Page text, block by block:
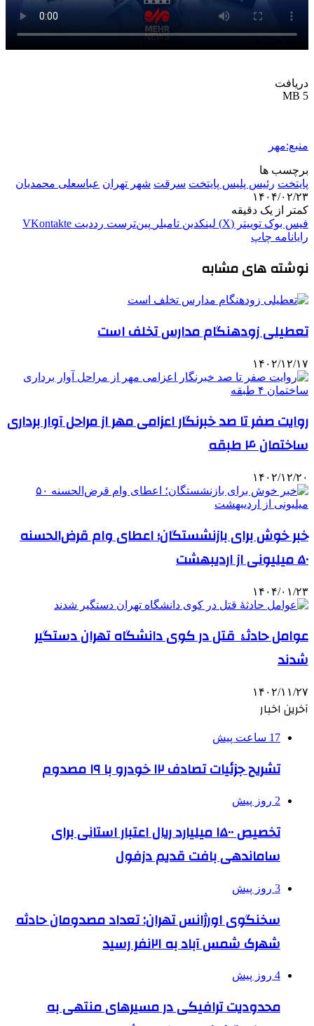
دریافت
5 MB
منبع:مهر
برچسب ها
پایتخت رئیس پلیس پایتخت سرقت شهر تهران عباسعلی محمدیان
۱۴۰۴/۰۲/۲۳
کمتر از یک دقیقه
فیس بوک توییتر (X) لینکدین ‫تامبلر ‫پین‌ترست ‫رددیت ‫VKontakte
رایانامه چاپ
نوشته های مشابه
تعطیلی زودهنگام مدارس تخلف است
۱۴۰۲/۱۲/۱۷
روایت صفر تا صد خبرنگار اعزامی مهر از مراحل آوار برداری
ساختمان ۴ طبقه
۱۴۰۲/۱۲/۲۰
خبر خوش برای بازنشستگان؛ اعطای وام قرض‌الحسنه
۵۰ میلیونی از اردیبهشت
۱۴۰۴/۰۱/۲۳
عوامل حادثۀ قتل در کوی دانشگاه تهران دستگیر
شدند
۱۴۰۲/۱۱/۲۷
آخرین اخبار
17 ساعت پیش
تشریح جزئیات تصادف ۱۲ خودرو با ۱۹ مصدوم
2 روز پیش
تخصیص ۱۵۰۰ میلیارد ریال اعتبار استانی برای
ساماندهی بافت قدیم دزفول
3 روز پیش
سخنگوی اورژانس تهران: تعداد مصدومان حادثه
شهرک شمس آباد به ۲۱نفر رسید
4 روز پیش
محدودیت ترافیکی در مسیرهای منتهی به